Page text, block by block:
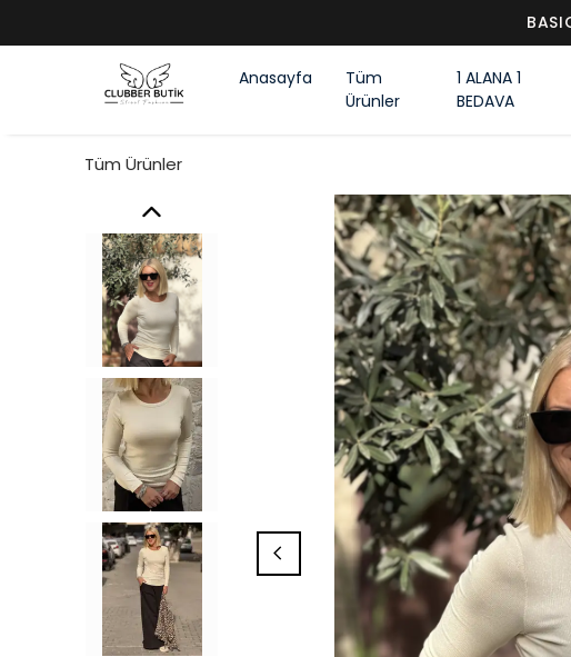
Anasayfa
Tüm
Ürünler
1 ALANA 1
BEDAVA
Tüm Ürünler